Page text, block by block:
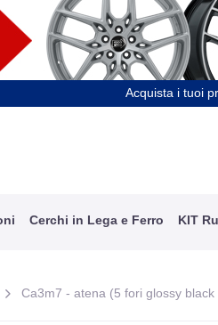
Acquista i tuoi
Cerchi in Lega e Ferro KIT
Ca3m7 - atena (5 fori glossy black